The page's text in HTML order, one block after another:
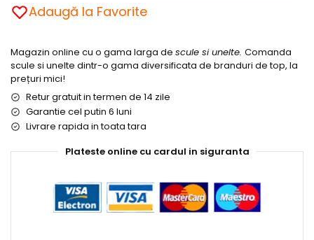
Adaugă la Favorite
Magazin online cu o gama larga de scule si unelte. Comanda
scule si unelte dintr-o gama diversificata de branduri de top, la
prețuri mici!
Retur gratuit in termen de 14 zile
Garantie cel putin 6 luni
Livrare rapida in toata tara
Plateste online cu cardul in siguranta